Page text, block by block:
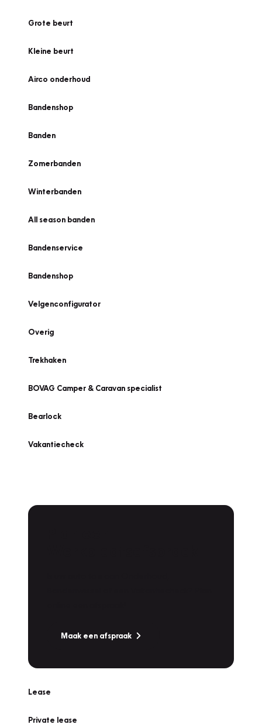
Grote beurt
Kleine beurt
Airco onderhoud
Bandenshop
Banden
Zomerbanden
Winterbanden
All season banden
Bandenservice
Bandenshop
Velgenconfigurator
Overig
Trekhaken
BOVAG Camper & Caravan specialist
Bearlock
Vakantiecheck
Maak een afspraak
Lease
Private lease